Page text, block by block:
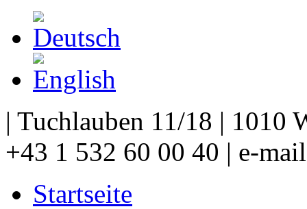
| Tuchlauben 11/18 | 1010
+43 1 532 60 00 40 | e-
Startseite